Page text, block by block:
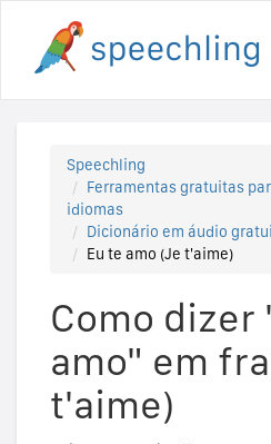
Speechling
Ferramentas gratuitas
idiomas
Dicionário em áudio
Eu te amo (Je t'aime)
Como dizer
amo" em
t'aime)